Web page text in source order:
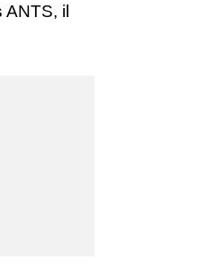
ANTS, il